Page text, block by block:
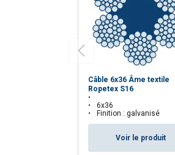
Câble 6x36 Âme textile
Ropetex S16
6x36
Finition : galvanisé
Voir le produit